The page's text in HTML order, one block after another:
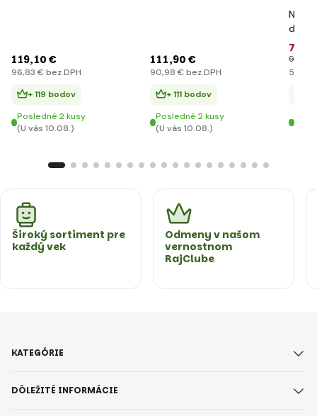
119,10 €
96,83 € bez DPH
+ 119 bodov
Posledné 2 kusy
(U vás 10.08.)
111,90 €
90,98 € bez DPH
+ 111 bodov
Posledné 2 kusy
(U vás 10.08.)
Ninja
dráha
73
99
59
(U
Široký sortiment pre
každý vek
Odmeny v našom
vernostnom
RajClube
KATEGÓRIE
DÔLEŽITÉ INFORMÁCIE